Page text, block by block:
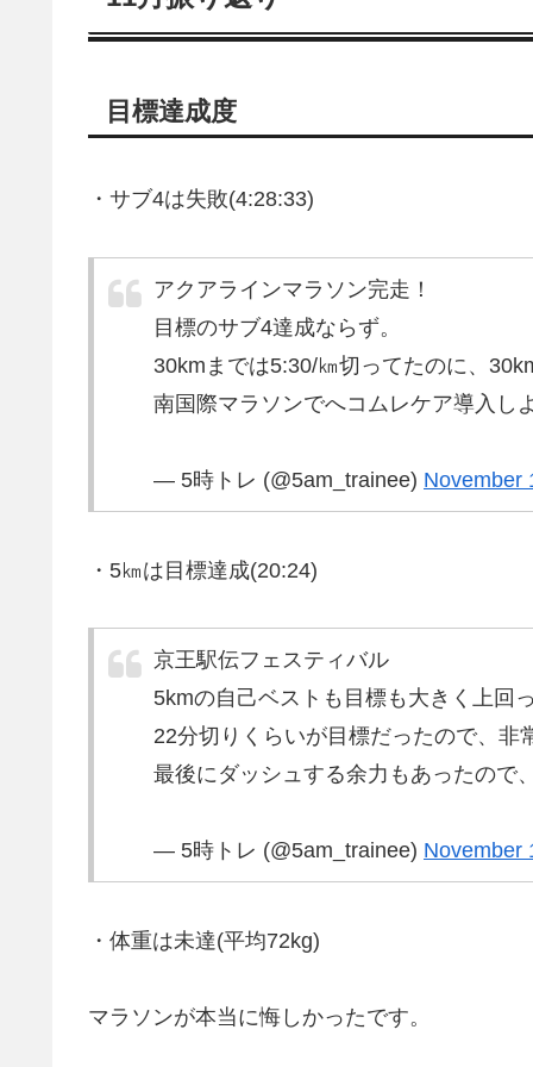
目標達成度
・サブ4は失敗(4:28:33)
アクアラインマラソン完走！
目標のサブ4達成ならず。
30kmまでは5:30/㎞切ってたのに、
南国際マラソンでへコムレケア導入し
— 5時トレ (@5am_trainee) November
・5㎞は目標達成(20:24)
京王駅伝フェスティバル
5kmの自己ベストも目標も大きく上回
22分切りくらいが目標だったので、非
最後にダッシュする余力もあったので
— 5時トレ (@5am_trainee) November
・体重は未達(平均72kg)
マラソンが本当に悔しかったです。